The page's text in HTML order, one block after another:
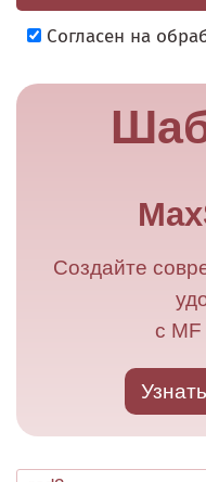
Согласен на
Создайте
с MF